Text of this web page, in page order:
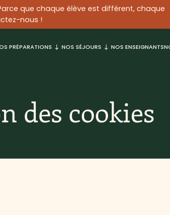
que chaque élève est différent, chaque
nous !
PRÉPARATIONS NOS SÉJOURS NOS ENSEIGNANTS
des cookies